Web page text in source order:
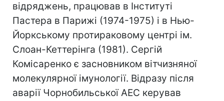
відряджень, працював в Інституті
Пастера в Парижі (1974-1975) і в Нью-
Йоркському протираковому центрі ім.
Слоан-Кеттерінга (1981). Сергій
Комісаренко є засновником вітчизняної
молекулярної імунології. Відразу після
аварії Чорнобильської АЕС керував